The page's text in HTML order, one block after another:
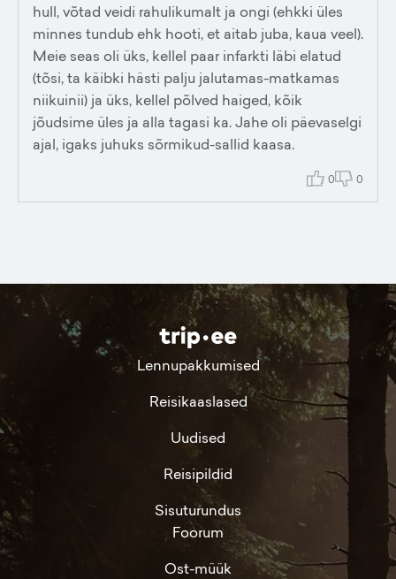
hull, võtad veidi rahulikumalt ja ongi (ehkki üles
minnes tundub ehk hooti, et aitab juba, kaua veel).
Meie seas oli üks, kellel paar infarkti läbi elatud
(tõsi, ta käibki hästi palju jalutamas-matkamas
niikuinii) ja üks, kellel põlved haiged, kõik
jõudsime üles ja alla tagasi ka. Jahe oli päevaselgi
ajal, igaks juhuks sõrmikud-sallid kaasa.
0 0
Lennupakkumised
Reisikaaslased
Uudised
Reisipildid
Sisuturundus
Foorum
Ost-müük